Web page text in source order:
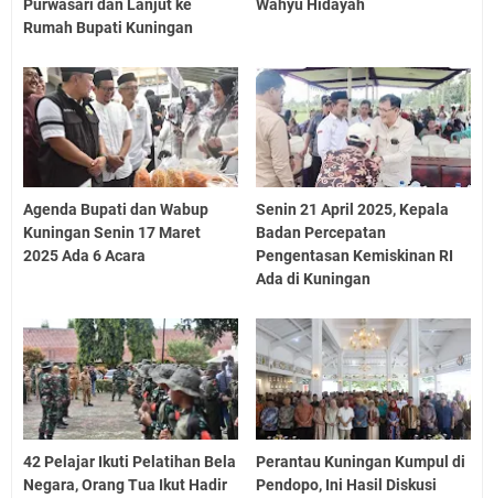
Purwasari dan Lanjut ke
Rumah Bupati Kuningan
Wahyu Hidayah
Agenda Bupati dan Wabup
Kuningan Senin 17 Maret
2025 Ada 6 Acara
Senin 21 April 2025, Kepala
Badan Percepatan
Pengentasan Kemiskinan RI
Ada di Kuningan
42 Pelajar Ikuti Pelatihan Bela
Negara, Orang Tua Ikut Hadir
Perantau Kuningan Kumpul di
Pendopo, Ini Hasil Diskusi